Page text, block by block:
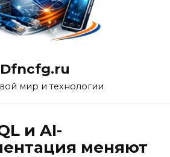
Dfncfg.ru
мир и технологии
и AI-
меняют